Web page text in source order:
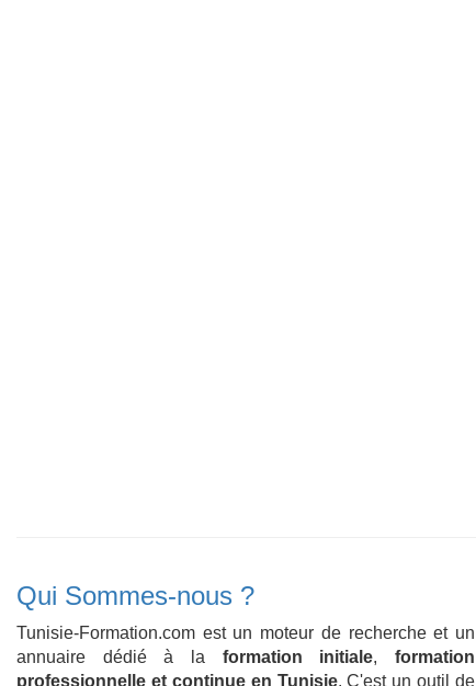
Qui Sommes-nous ?
Tunisie-Formation.com est un moteur de recherche et un
annuaire dédié à la formation initiale,formation
professionnelle et continue en Tunisie. C'est un outil de